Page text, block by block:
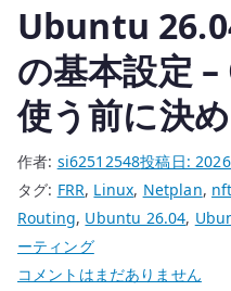
ー
ク
設
定
を
管
理
す
Ubuntu
の基本設定 –
使う前に決
作者: si62512548投稿日:
タグ: FRR, Linux, Netplan,
Routing, Ubuntu 26.04,
ーティング
Ubuntu
コメントはまだありません